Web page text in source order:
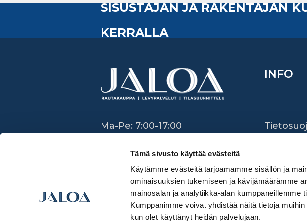
Tämä sivusto käyttää evästeitä
Käytämme evästeitä tarjoamamme sisällön ja
ominaisuuksien tukemiseen ja kävijämäärämme
mainosalan ja analytiikka-alan kumppaneillemme
Kumppanimme voivat yhdistää näitä tietoja
kun olet käyttänyt heidän palvelujaan.
SISUSTAJAN JA RAKENTAJAN
KERRALLA
Ma-Pe: 7:00-17:00
Su: Suljettu
INFO